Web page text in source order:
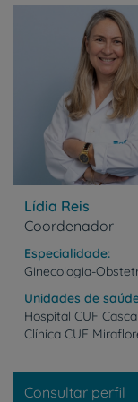
Lídia Reis
Coordenador
Especialidade
Ginecologia-
Unidades de
Hospital CUF
Clínica CUF
Consultar perfil